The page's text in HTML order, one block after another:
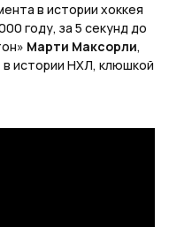
в истории хоккея
году, за 5 секунд до
Марти Максорли,
в истории НХЛ, клюшкой